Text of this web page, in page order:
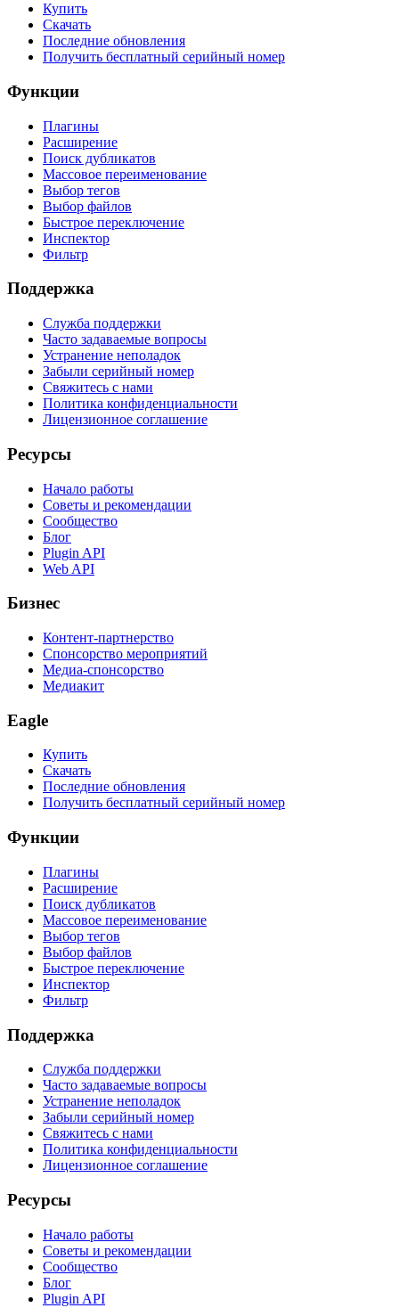
Купить
Скачать
Последние обновления
Получить бесплатный серийный номер
Функции
Плагины
Расширение
Поиск дубликатов
Массовое переименование
Выбор тегов
Выбор файлов
Быстрое переключение
Инспектор
Фильтр
Поддержка
Служба поддержки
Часто задаваемые вопросы
Устранение неполадок
Забыли серийный номер
Свяжитесь с нами
Политика конфиденциальности
Лицензионное соглашение
Ресурсы
Начало работы
Советы и рекомендации
Сообщество
Блог
Plugin API
Web API
Бизнес
Контент-партнерство
Спонсорство мероприятий
Медиа-спонсорство
Медиакит
Eagle
Купить
Скачать
Последние обновления
Получить бесплатный серийный номер
Функции
Плагины
Расширение
Поиск дубликатов
Массовое переименование
Выбор тегов
Выбор файлов
Быстрое переключение
Инспектор
Фильтр
Поддержка
Служба поддержки
Часто задаваемые вопросы
Устранение неполадок
Забыли серийный номер
Свяжитесь с нами
Политика конфиденциальности
Лицензионное соглашение
Ресурсы
Начало работы
Советы и рекомендации
Сообщество
Блог
Plugin API